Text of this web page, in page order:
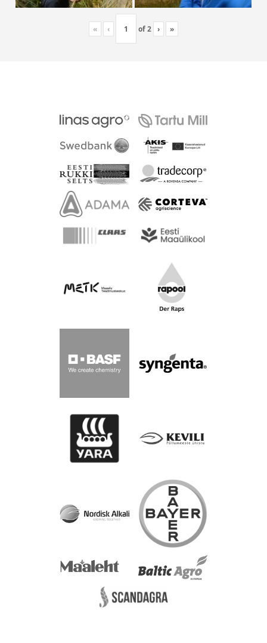
« ‹ of2 › »